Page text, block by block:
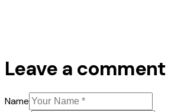
Leave a comment
Name